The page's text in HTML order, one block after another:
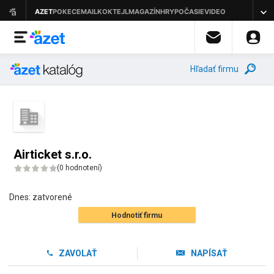
Hľadať firmu
Airticket s.r.o.
(0 hodnotení)
Dnes: zatvorené
Hodnotiť firmu
ZAVOLAŤ NAPÍSAŤ